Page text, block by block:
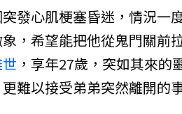
發心肌梗塞昏迷，情況一
，希望能把他從鬼門關前
，享年27歲，突如其來
難以接受弟弟突然離開的